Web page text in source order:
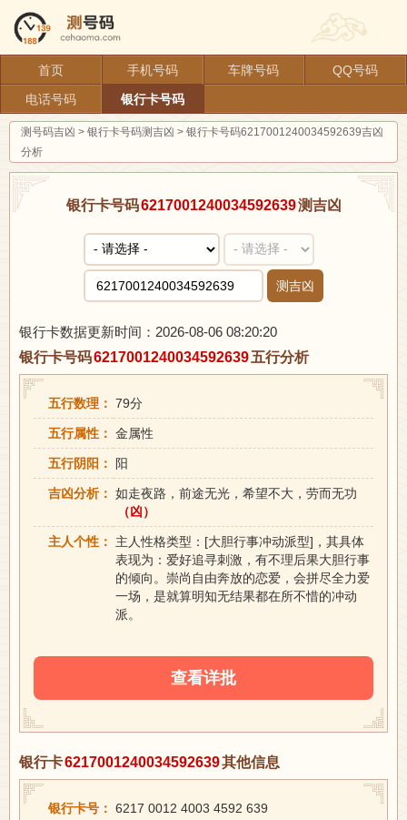
首页 手机号码 车牌号码
QQ号码
电话号码
银行卡号码
测号码吉凶 > 银行卡号码测吉凶 > 银行卡号码6217001240034592639吉凶
分析
银行卡号码6217001240034592639测吉凶
测吉凶
银行卡数据更新时间：2026-08-06 08:20:20
银行卡号码6217001240034592639五行分析
五行数理： 79分
五行属性： 金属性
五行阴阳： 阳
吉凶分析： 如走夜路，前途无光，希望不大，劳而无功
（凶）
主人个性：
主人性格类型：[大胆行事冲动派型]，其具体
表现为：爱好追寻刺激，有不理后果大胆行事
的倾向。崇尚自由奔放的恋爱，会拼尽全力爱
一场，是就算明知无结果都在所不惜的冲动
派。
查看详批
银行卡6217001240034592639其他信息
银行卡号： 6217 0012 4003 4592 639